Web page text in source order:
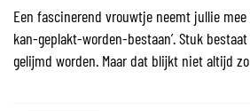
Een fascinerend vrouwtje neemt jullie mee
kan-geplakt-worden-bestaan’. Stuk
gelijmd worden. Maar dat blijkt niet altijd